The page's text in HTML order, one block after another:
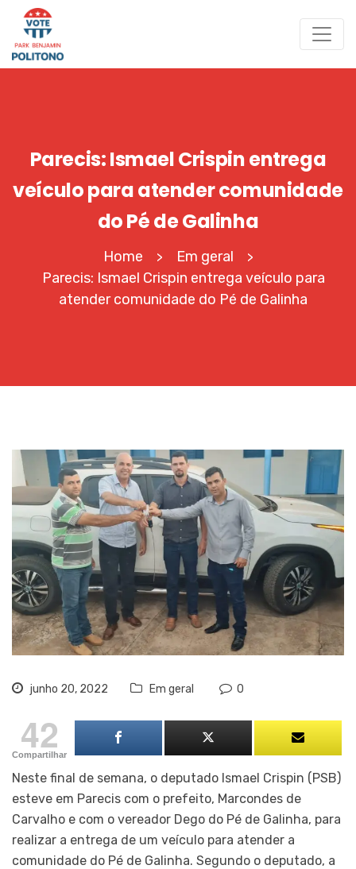
Parecis: Ismael Crispin entrega
veículo para atender comunidade
do Pé de Galinha
Home > Em geral >
Parecis: Ismael Crispin entrega veículo para
atender comunidade do Pé de Galinha
junho 20, 2022 Em geral 0
42
Compartilhar
Neste final de semana, o deputado Ismael Crispin (PSB)
esteve em Parecis com o prefeito, Marcondes de
Carvalho e com o vereador Dego do Pé de Galinha, para
realizar a entrega de um veículo para atender a
comunidade do Pé de Galinha. Segundo o deputado, a